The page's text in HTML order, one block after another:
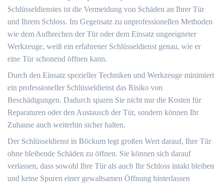
Schlüsseldienstes ist die Vermeidung von Schäden an Ihrer Tür
und Ihrem Schloss. Im Gegensatz zu unprofessionellen Methoden
wie dem Aufbrechen der Tür oder dem Einsatz ungeeigneter
Werkzeuge, weiß ein erfahrener Schlüsseldienst genau, wie er
eine Tür schonend öffnen kann.
Durch den Einsatz spezieller Techniken und Werkzeuge minimiert
ein professioneller Schlüsseldienst das Risiko von
Beschädigungen.​ Dadurch sparen Sie nicht nur die Kosten für
Reparaturen oder den Austausch der Tür, sondern können Ihr
Zuhause auch weiterhin sicher halten.
Der Schlüsseldienst in Böckum legt großen Wert darauf, Ihre Tür
ohne bleibende Schäden zu öffnen.​ Sie können sich darauf
verlassen, dass sowohl Ihre Tür als auch Ihr Schloss intakt bleiben
und keine Spuren einer gewaltsamen Öffnung hinterlassen